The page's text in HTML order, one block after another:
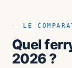
LE
Quel
2026 ?